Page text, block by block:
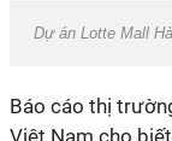
Dự án Lotte Mall
Báo cáo thị
Việt Nam cho